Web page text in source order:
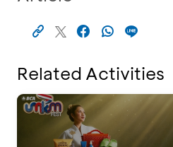
Related Activities